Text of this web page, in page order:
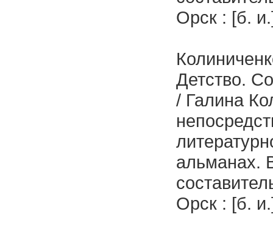
Орск : [б.
Детство.
/ Галина
альманах.
Орск : [б.